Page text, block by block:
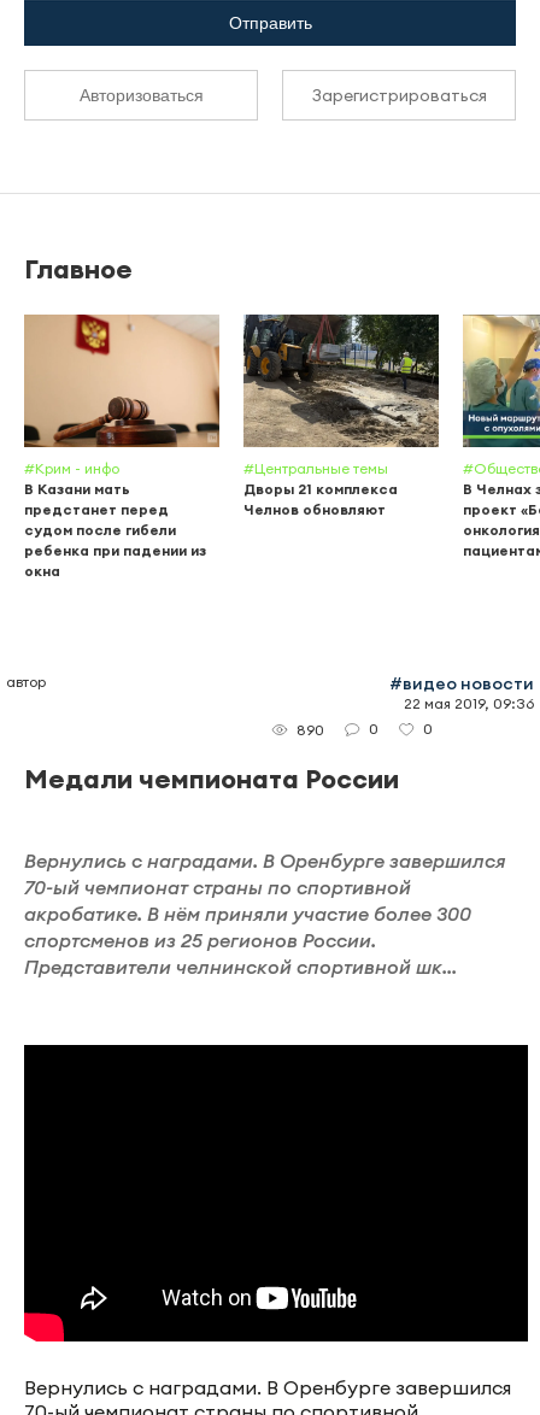
Отправить
Авторизоваться Зарегистрироваться
Главное
#Крим - инфо
В Казани мать
предстанет перед
судом после гибели
ребенка при падении из
окна
#Центральные темы
Дворы 21 комплекса
Челнов обновляют
В Челнах
проект
автор #видео новости
22 мая 2019, 09:36
890
0 0
Медали чемпионата России
Вернулись с наградами. В Оренбурге завершился
70-ый чемпионат страны по спортивной
акробатике. В нём приняли участие более 300
спортсменов из 25 регионов России.
Представители челнинской спортивной шк...
Вернулись с наградами. В Оренбурге завершился